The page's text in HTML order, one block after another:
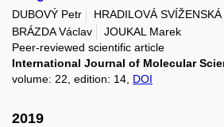
DUBOVÝ Petr
HRADILOVÁ
BRÁZDA Václav
JOUKAL Marek
Peer-reviewed scientific article
International Journal of Molecular
volume: 22, edition: 14, DOI
2019